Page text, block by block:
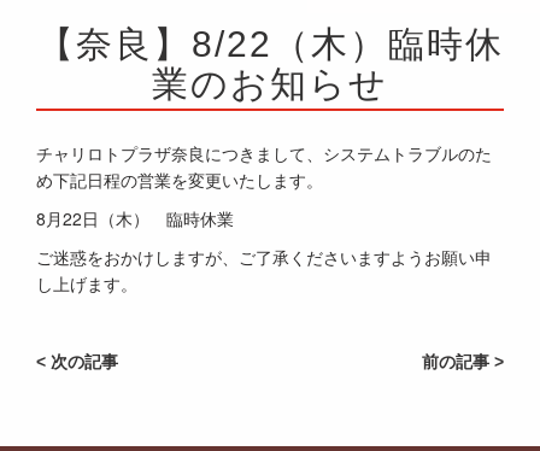
【奈良】8/22（木）臨時休
業のお知らせ
チャリロトプラザ奈良につきまして、システムトラブルのた
め下記日程の営業を変更いたします。
8月22日（木） 臨時休業
ご迷惑をおかけしますが、ご了承くださいますようお願い申
し上げます。
前の記事 >
< 次の記事